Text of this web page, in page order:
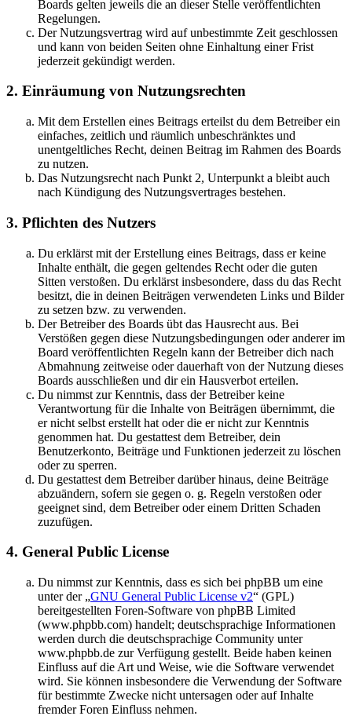
Boards gelten jeweils die an dieser Stelle veröffentlichten
Regelungen.
Der Nutzungsvertrag wird auf unbestimmte Zeit geschlossen
und kann von beiden Seiten ohne Einhaltung einer Frist
jederzeit gekündigt werden.
2. Einräumung von Nutzungsrechten
Mit dem Erstellen eines Beitrags erteilst du dem Betreiber ein
einfaches, zeitlich und räumlich unbeschränktes und
unentgeltliches Recht, deinen Beitrag im Rahmen des Boards
zu nutzen.
Das Nutzungsrecht nach Punkt 2, Unterpunkt a bleibt auch
nach Kündigung des Nutzungsvertrages bestehen.
3. Pflichten des Nutzers
Du erklärst mit der Erstellung eines Beitrags, dass er keine
Inhalte enthält, die gegen geltendes Recht oder die guten
Sitten verstoßen. Du erklärst insbesondere, dass du das Recht
besitzt, die in deinen Beiträgen verwendeten Links und Bilder
zu setzen bzw. zu verwenden.
Der Betreiber des Boards übt das Hausrecht aus. Bei
Verstößen gegen diese Nutzungsbedingungen oder anderer im
Board veröffentlichten Regeln kann der Betreiber dich nach
Abmahnung zeitweise oder dauerhaft von der Nutzung dieses
Boards ausschließen und dir ein Hausverbot erteilen.
Du nimmst zur Kenntnis, dass der Betreiber keine
Verantwortung für die Inhalte von Beiträgen übernimmt, die
er nicht selbst erstellt hat oder die er nicht zur Kenntnis
genommen hat. Du gestattest dem Betreiber, dein
Benutzerkonto, Beiträge und Funktionen jederzeit zu löschen
oder zu sperren.
Du gestattest dem Betreiber darüber hinaus, deine Beiträge
abzuändern, sofern sie gegen o. g. Regeln verstoßen oder
geeignet sind, dem Betreiber oder einem Dritten Schaden
zuzufügen.
4. General Public License
Du nimmst zur Kenntnis, dass es sich bei phpBB um eine
unter der „GNU General Public License v2“ (GPL)
bereitgestellten Foren-Software von phpBB Limited
(www.phpbb.com) handelt; deutschsprachige Informationen
werden durch die deutschsprachige Community unter
www.phpbb.de zur Verfügung gestellt. Beide haben keinen
Einfluss auf die Art und Weise, wie die Software verwendet
wird. Sie können insbesondere die Verwendung der Software
für bestimmte Zwecke nicht untersagen oder auf Inhalte
fremder Foren Einfluss nehmen.